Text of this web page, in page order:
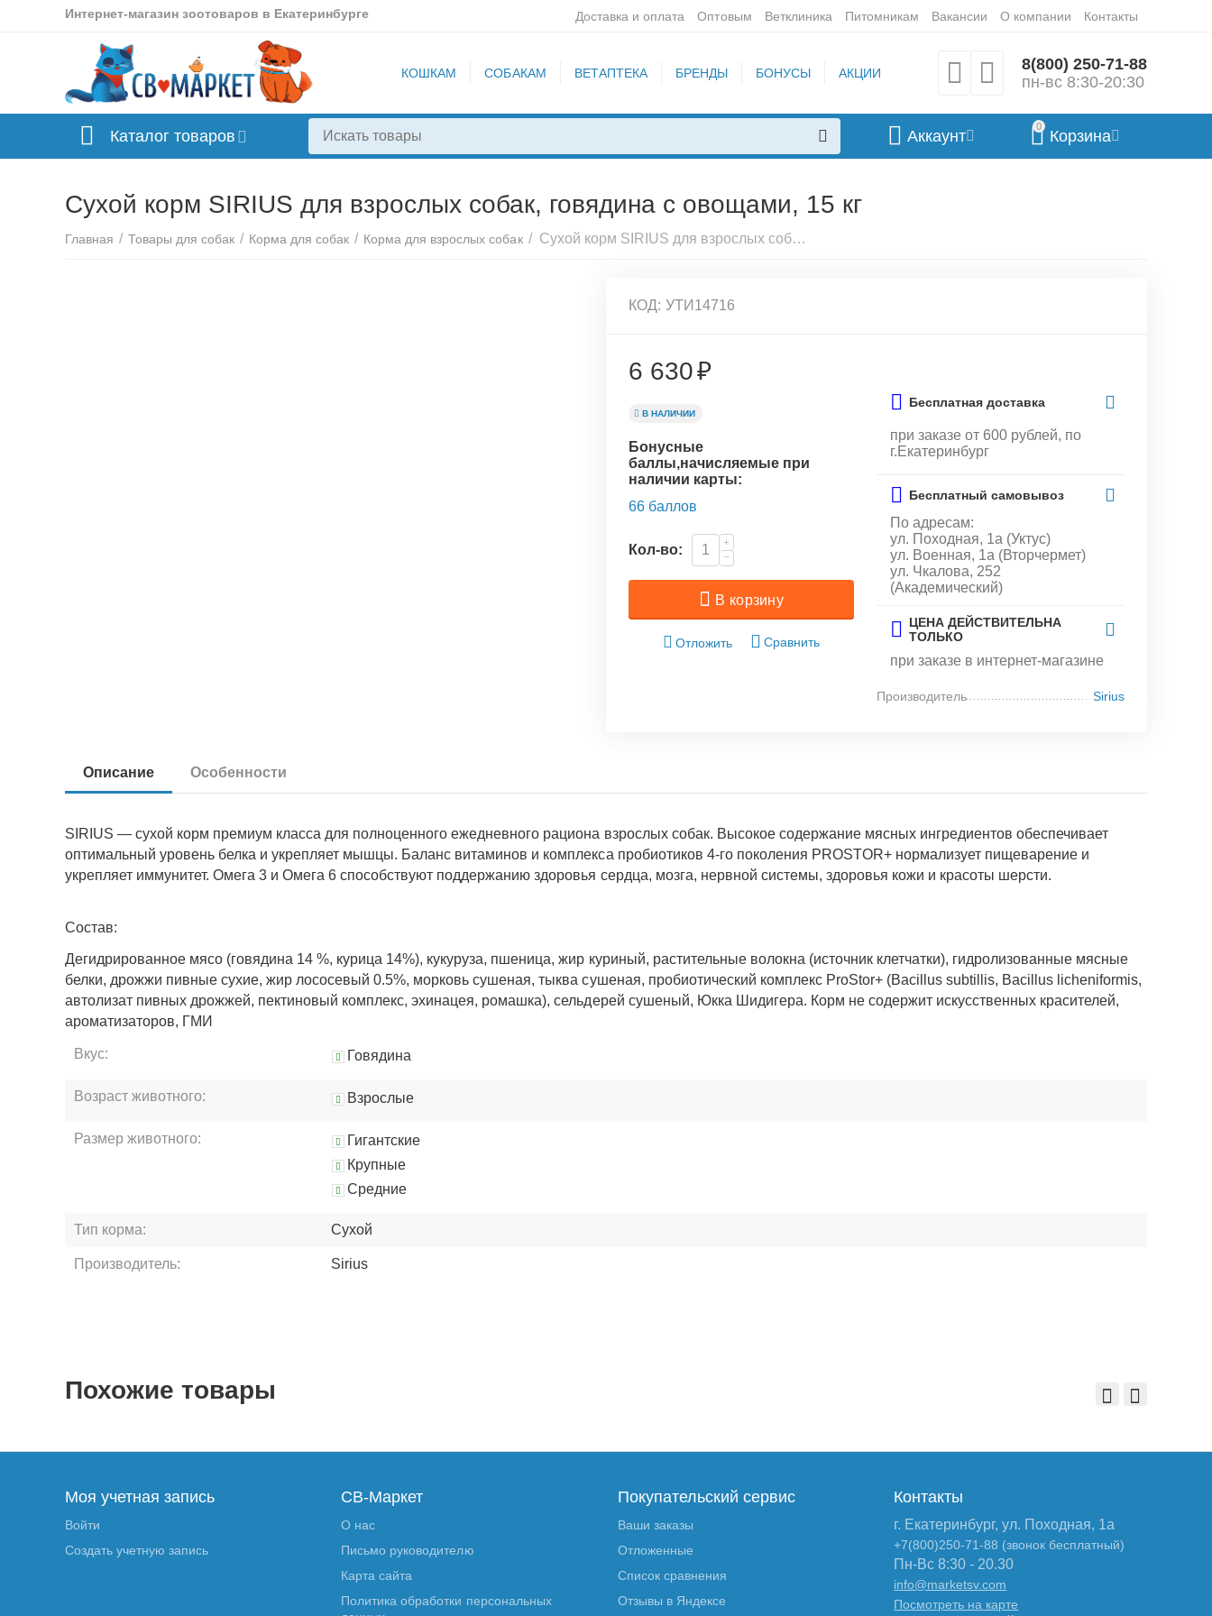
Интернет-магазин зоотоваров в Екатеринбурге Доставка и оплата Оптовым Ветклиника Питомникам Вакансии О компании Контакты
КОШКАМ СОБАКАМ ВЕТАПТЕКА БРЕНДЫ БОНУСЫ АКЦИИ
8(800) 250-71-88
пн-вс 8:30-20:30
Каталог товаров
0
Корзина
Аккаунт
Сухой корм SIRIUS для взрослых собак, говядина с овощами, 15 кг
Главная / Товары для собак / Корма для собак / Корма для взрослых собак / Сухой корм SIRIUS для взрослых собак, говядина с овощами, 15 кг
КОД: УТИ14716
6 630₽
В НАЛИЧИИ
Бонусные
баллы,начисляемые при
наличии карты:
66 баллов
Кол-во:
+
−
В корзину
Отложить Сравнить
Бесплатная доставка
при заказе от 600 рублей, по
г.Екатеринбург
Бесплатный самовывоз
По адресам:
ул. Походная, 1а (Уктус)
ул. Военная, 1а (Вторчермет)
ул. Чкалова, 252
(Академический)
ЦЕНА ДЕЙСТВИТЕЛЬНА
ТОЛЬКО
при заказе в интернет-магазине
Производитель Sirius
Описание Особенности
SIRIUS — сухой корм премиум класса для полноценного ежедневного рациона взрослых собак. Высокое содержание мясных ингредиентов обеспечивает
оптимальный уровень белка и укрепляет мышцы. Баланс витаминов и комплекса пробиотиков 4-го поколения PROSTOR+ нормализует пищеварение и
укрепляет иммунитет. Омега 3 и Омега 6 способствуют поддержанию здоровья сердца, мозга, нервной системы, здоровья кожи и красоты шерсти.
Состав:
Дегидрированное мясо (говядина 14 %, курица 14%), кукуруза, пшеница, жир куриный, растительные волокна (источник клетчатки), гидролизованные мясные
белки, дрожжи пивные сухие, жир лососевый 0.5%, морковь сушеная, тыква сушеная, пробиотический комплекс ProStor+ (Bacillus subtillis, Bacillus licheniformis,
автолизат пивных дрожжей, пектиновый комплекс, эхинацея, ромашка), сельдерей сушеный, Юкка Шидигера. Корм не содержит искусственных красителей,
ароматизаторов, ГМИ
Вкус: Говядина
Возраст животного: Взрослые
Размер животного:
Гигантские
Крупные
Средние
Тип корма: Сухой
Производитель: Sirius
Похожие товары
Моя учетная запись
Войти
Создать учетную запись
СВ-Маркет
О нас
Письмо руководителю
Карта сайта
Политика обработки персональных
Покупательский сервис
Ваши заказы
Отложенные
Список сравнения
Отзывы в Яндексе
Контакты
г. Екатеринбург, ул. Походная, 1а
+7(800)250-71-88 (звонок бесплатный)
Пн-Вс 8:30 - 20.30
info@marketsv.com
Посмотреть на карте